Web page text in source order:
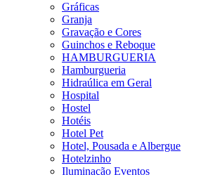
Gráficas
Granja
Gravação e Cores
Guinchos e Reboque
HAMBURGUERIA
Hamburgueria
Hidraúlica em Geral
Hospital
Hostel
Hotéis
Hotel Pet
Hotel, Pousada e Albergue
Hotelzinho
Iluminação Eventos